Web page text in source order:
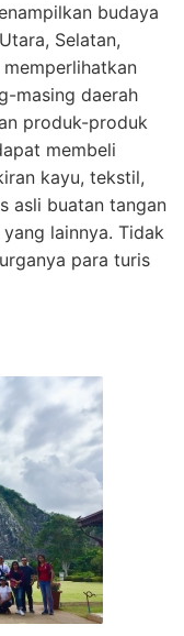
budaya
Selatan,
masing daerah
produk-produk
membeli
kayu, tekstil,
asli buatan tangan
lainnya. Tidak
para turis